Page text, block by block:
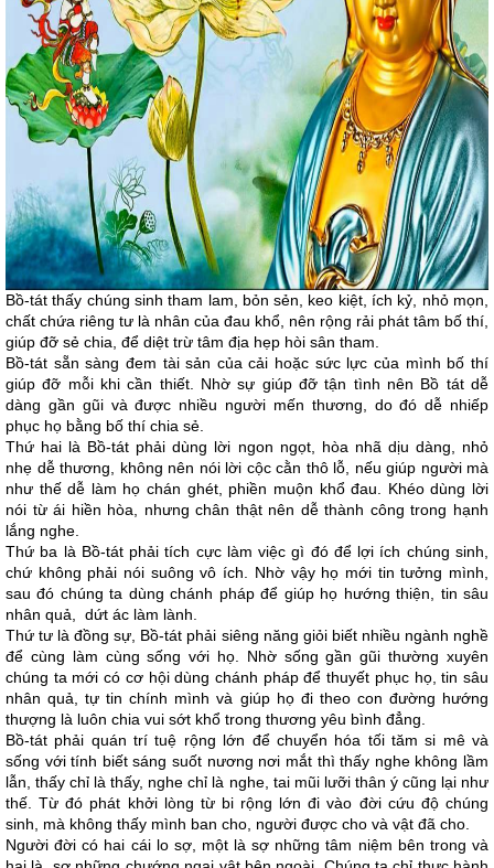
Bồ-tát thấy chúng sinh tham lam, bỏn sẻn, keo kiệt, ích kỷ, nhỏ mọn,
chất chứa riêng tư là nhân của đau khổ, nên rộng rải phát tâm bố thí,
giúp đỡ sẻ chia, để diệt trừ tâm địa hẹp hòi sân tham.
Bồ-tát sẵn sàng đem tài sản của cải hoặc sức lực của mình bố thí
giúp đỡ mỗi khi cần thiết. Nhờ sự giúp đỡ tận tình nên Bồ tát dễ
dàng gần gũi và được nhiều người mến thương, do đó dễ nhiếp
phục họ bằng bố thí chia sẻ.
Thứ hai là Bồ-tát phải dùng lời ngon ngọt, hòa nhã dịu dàng, nhỏ
nhẹ dễ thương, không nên nói lời cộc cằn thô lỗ, nếu giúp người mà
như thế dễ làm họ chán ghét, phiền muộn khổ đau. Khéo dùng lời
nói từ ái hiền hòa, nhưng chân thật nên dễ thành công trong hạnh
lắng nghe.
Thứ ba là Bồ-tát phải tích cực làm việc gì đó để lợi ích chúng sinh,
chứ không phải nói suông vô ích. Nhờ vậy họ mới tin tưởng mình,
sau đó chúng ta dùng chánh pháp để giúp họ hướng thiện, tin sâu
nhân quả, dứt ác làm lành.
Thứ tư là đồng sự, Bồ-tát phải siêng năng giỏi biết nhiều ngành nghề
để cùng làm cùng sống với họ. Nhờ sống gần gũi thường xuyên
chúng ta mới có cơ hội dùng chánh pháp để thuyết phục họ, tin sâu
nhân quả, tự tin chính mình và giúp họ đi theo con đường hướng
thượng là luôn chia vui sớt khổ trong thương yêu bình đẳng.
Bồ-tát phải quán trí tuệ rộng lớn để chuyển hóa tối tăm si mê và
sống với tính biết sáng suốt nương nơi mắt thì thấy nghe không lầm
lẫn, thấy chỉ là thấy, nghe chỉ là nghe, tai mũi lưỡi thân ý cũng lại như
thế. Từ đó phát khởi lòng từ bi rộng lớn đi vào đời cứu độ chúng
sinh, mà không thấy mình ban cho, người được cho và vật đã cho.
Người đời có hai cái lo sợ, một là sợ những tâm niệm bên trong và